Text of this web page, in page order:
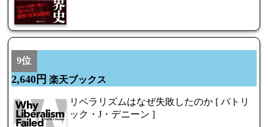
9位
2,640円 楽天ブックス
リベラリズムはなぜ失敗したのか [ パトリ
ック・J・デニーン ]